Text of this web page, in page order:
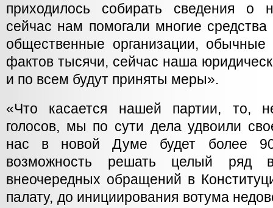
приходилось собирать сведения о
сейчас нам помогали многие
общественные организации,
фактов тысячи, сейчас наша
и по всем будут приняты меры».
«Что касается нашей партии, то,
голосов, мы по сути дела удвоили
нас в новой Думе будет более
возможность решать целый ряд
внеочередных обращений в
палату, до инициирования вотума